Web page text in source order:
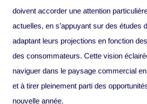
doivent accorder une attention
actuelles, en s’appuyant sur des études
adaptant leurs projections en fonction
des consommateurs. Cette vision
naviguer dans le paysage commercial
et à tirer pleinement parti des
nouvelle année.